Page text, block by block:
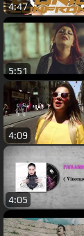
4:47
5:51
4:09
4:05